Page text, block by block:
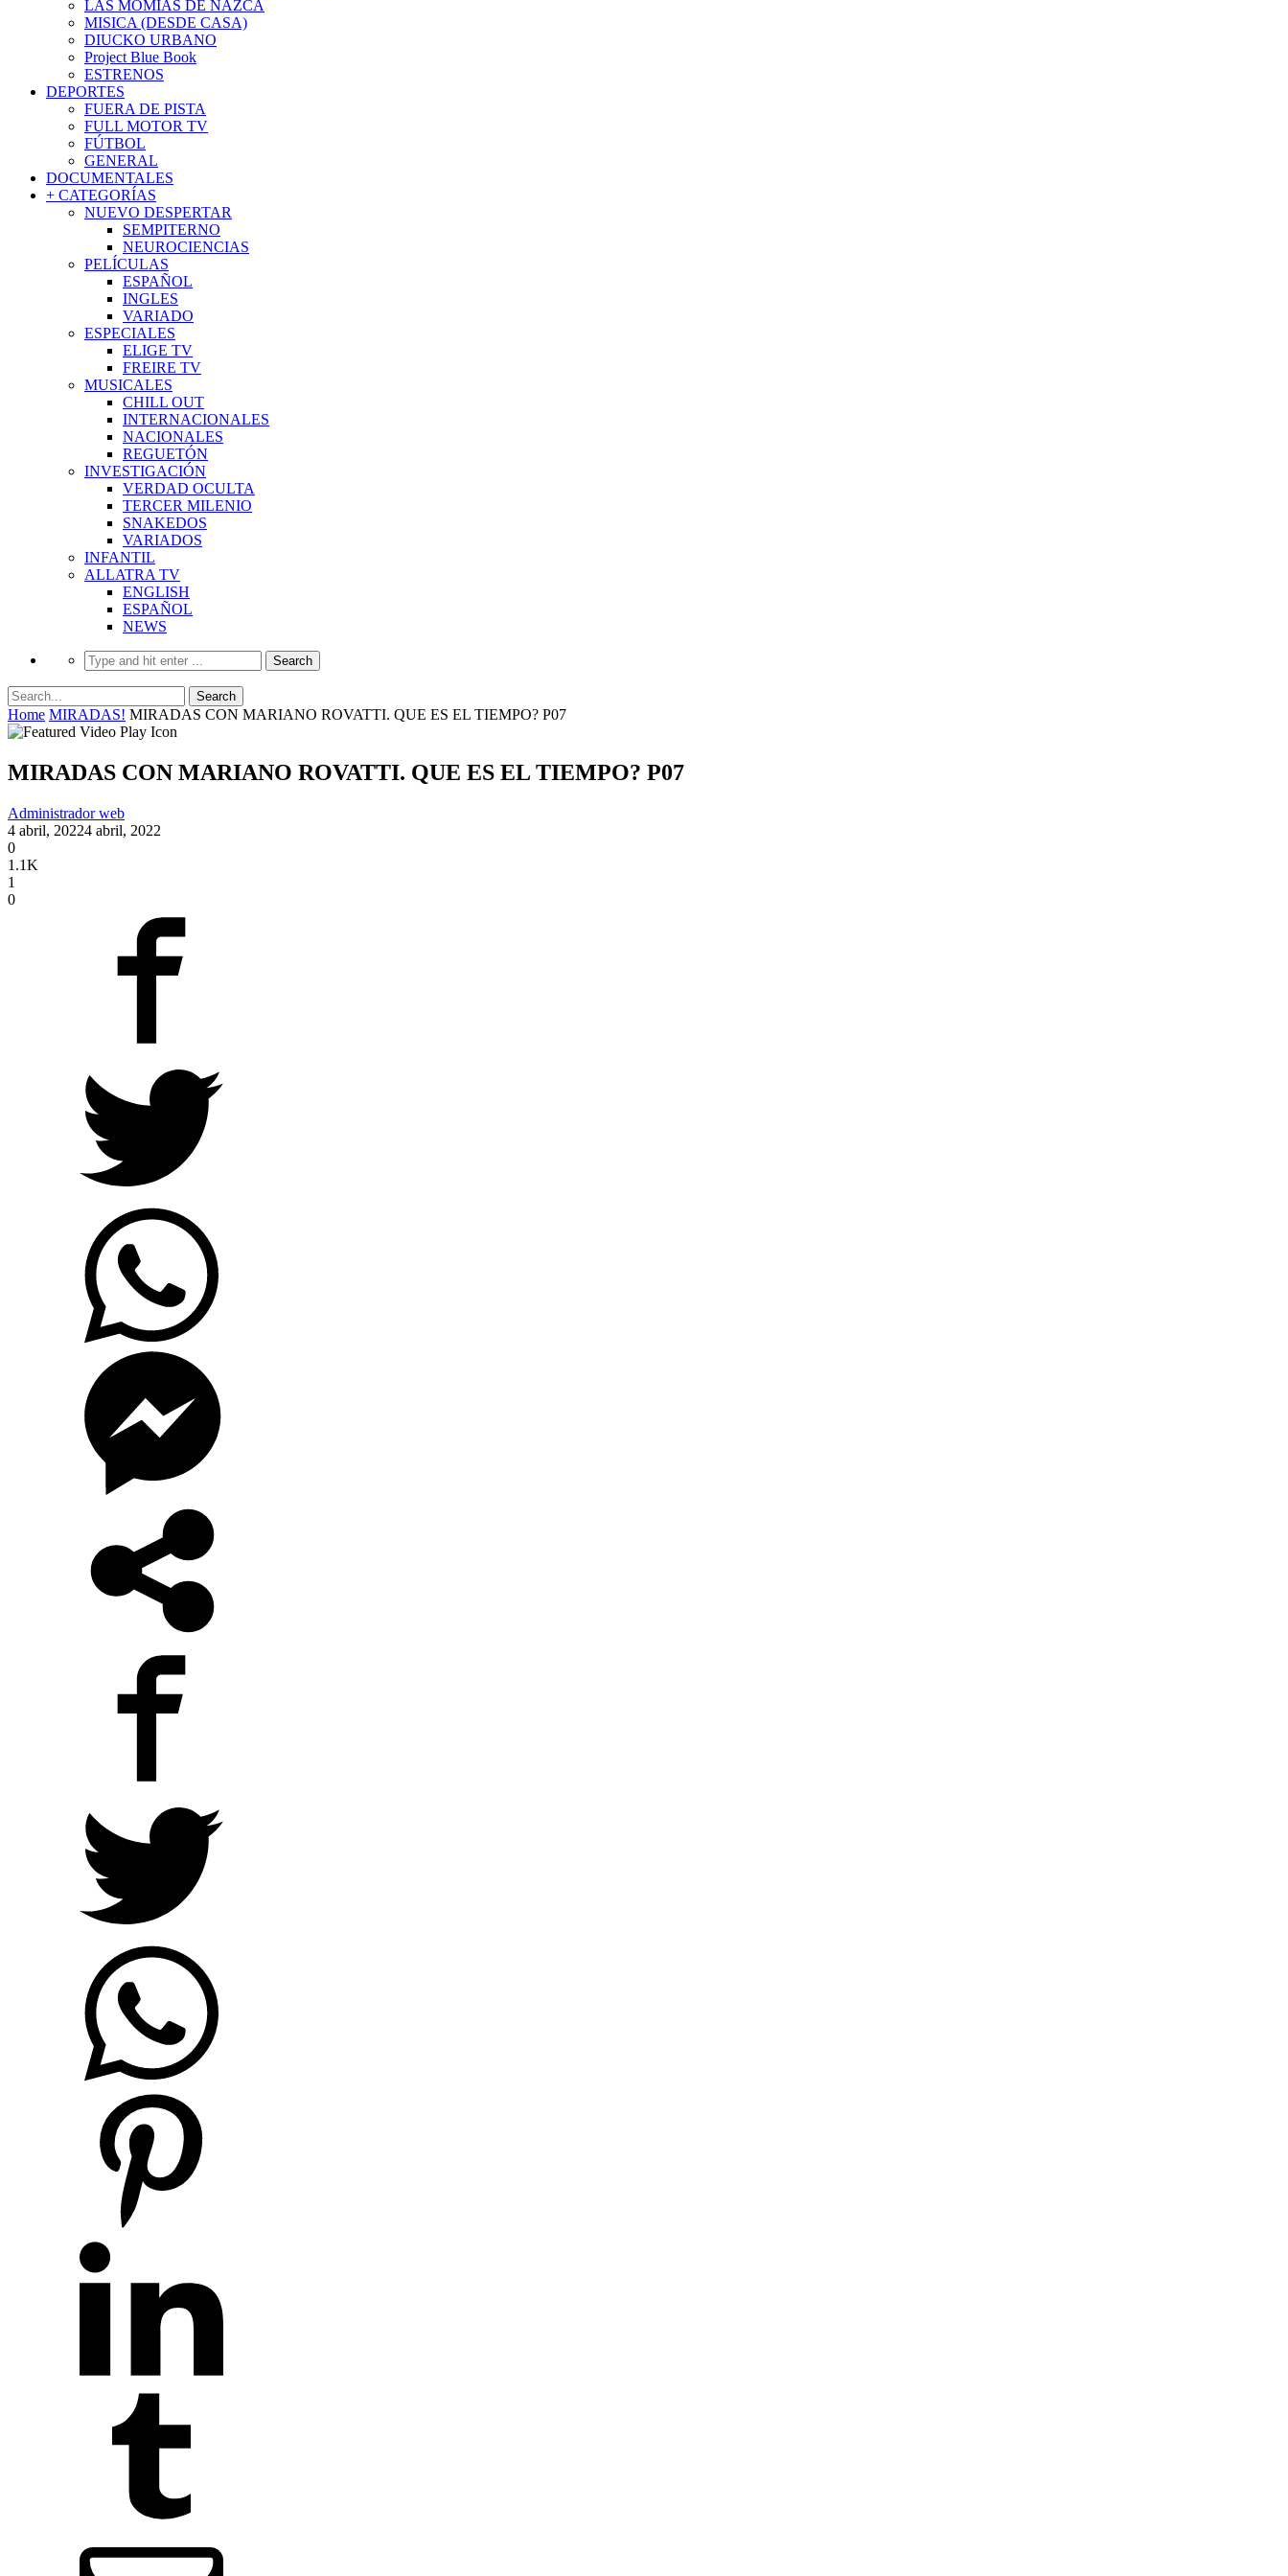
LAS MOMIAS DE NAZCA
MISICA (DESDE CASA)
DIUCKO URBANO
Project Blue Book
ESTRENOS
DEPORTES
FUERA DE PISTA
FULL MOTOR TV
FÚTBOL
GENERAL
DOCUMENTALES
+ CATEGORÍAS
NUEVO DESPERTAR
SEMPITERNO
NEUROCIENCIAS
PELÍCULAS
ESPAÑOL
INGLES
VARIADO
ESPECIALES
ELIGE TV
FREIRE TV
MUSICALES
CHILL OUT
INTERNACIONALES
NACIONALES
REGUETÓN
INVESTIGACIÓN
VERDAD OCULTA
TERCER MILENIO
SNAKEDOS
VARIADOS
INFANTIL
ALLATRA TV
ENGLISH
ESPAÑOL
NEWS
Home MIRADAS! MIRADAS CON MARIANO ROVATTI. QUE ES EL TIEMPO? P07
MIRADAS CON MARIANO ROVATTI. QUE ES EL TIEMPO? P07
Administrador web
4 abril, 20224 abril, 2022
0
1.1K
1
0